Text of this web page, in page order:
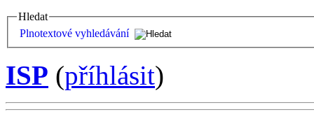
Hledat
Plnotextové vyhledávání
ISP (příhlásit)